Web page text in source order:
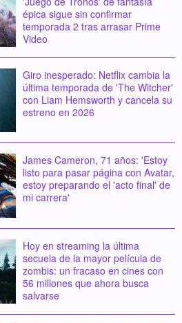
épica sigue sin confirmar
temporada 2 tras arrasar Prime
Video
Giro inesperado: Netflix cambia la
última temporada de 'The Witcher'
con Liam Hemsworth y cancela su
estreno en 2026
James Cameron, 71 años: 'Estoy
listo para pasar página con Avatar,
estoy preparando el 'acto final' de
mi carrera'
Hoy en streaming la última
secuela de la mayor película de
zombis: un fracaso en cines con
56 millones que ahora busca
salvarse